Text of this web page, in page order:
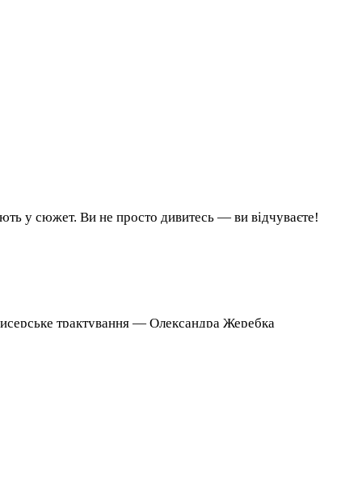
у сюжет. Ви не просто дивитесь — ви відчуваєте!
трактування — Олександра Жеребка
І про момент, коли від відповідальності вже